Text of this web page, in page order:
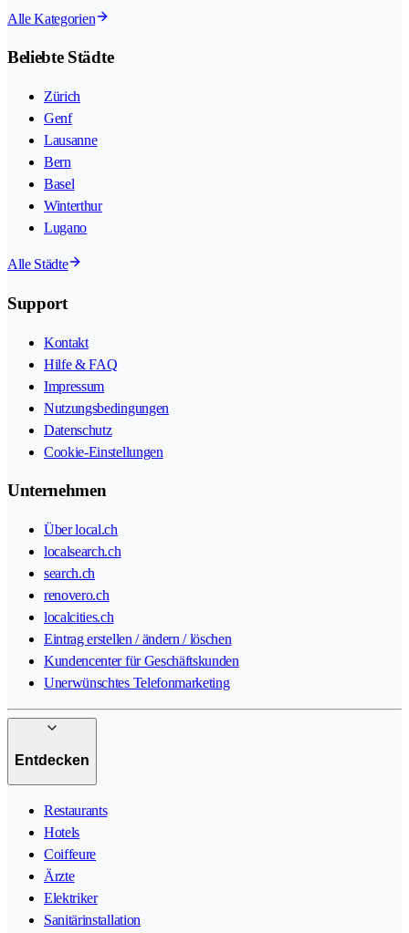
Alle Kategorien
Beliebte Städte
Zürich
Genf
Lausanne
Bern
Basel
Winterthur
Lugano
Alle Städte
Support
Kontakt
Hilfe & FAQ
Impressum
Nutzungsbedingungen
Datenschutz
Cookie-Einstellungen
Unternehmen
Über local.ch
localsearch.ch
search.ch
renovero.ch
localcities.ch
Eintrag erstellen / ändern / löschen
Kundencenter für Geschäftskunden
Unerwünschtes Telefonmarketing
Entdecken
Restaurants
Hotels
Coiffeure
Ärzte
Elektriker
Sanitärinstallation